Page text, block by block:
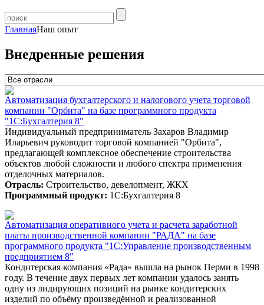
ГлавнаяНаш опыт
Внедренные решения
Автоматизация бухгалтерского и налогового учета торговой
компании "Орбита" на базе программного продукта
"1С:Бухгалтерия 8"
Индивидуальный предприниматель Захаров Владимир
Иларьевич руководит торговой компанией "Орбита",
предлагающей комплексное обеспечение строительства
объектов любой сложности и любого спектра применения
отделочных материалов.
Отрасль: Строительство, девелопмент, ЖКХ
Программный продукт: 1С:Бухгалтерия 8
Автоматизация оперативного учета и расчета заработной
платы производственной компании "РАДА" на базе
программного продукта "1С:Управление производственным
предприятием 8"
Кондитерская компания «Рада» вышла на рынок Перми в 1998
году. В течение двух первых лет компании удалось занять
одну из лидирующих позиций на рынке кондитерских
изделий по объёму произведённой и реализованной